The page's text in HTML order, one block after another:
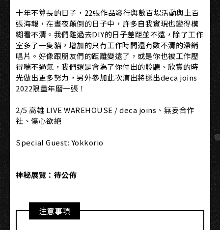
十年不算長的日子，22張作品發行與數百場活動與上百
張海報，在晝夜顛倒的日子中，許多自我實現也變得模
糊看不清。我們離過去DIY的日子差距並不遠，除了工作
室多了一隻貓，增加的只有工作時間還有數不清的滯銷
唱片。好像跟朋友們的距離變遠了，或是你也被工作壓
得喘不過氣，我們還是會為了你付出的聆聽、欣賞的時
光做出更多努力，另外參加此次演出將送出deca joins
2022限量年曆一張！
2/5 高雄 LIVE WAREHOUSE / deca joins、無妄合作
社、傷心欲絕​
Special Guest: Yokkorio​
神秘展覽：待公佈
注意事項